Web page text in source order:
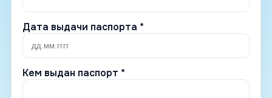
Дата выдачи паспорта *
Кем выдан паспорт *